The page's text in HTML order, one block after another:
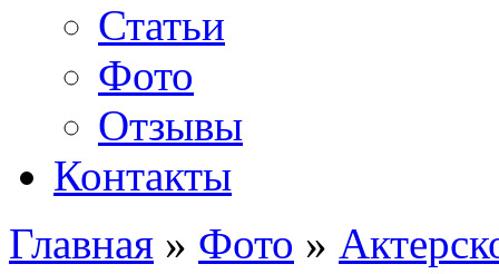
Статьи
Фото
Отзывы
Контакты
Главная » Фото »